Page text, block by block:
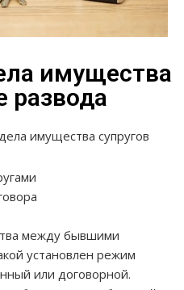
имущества
развода
имущества супругов
между бывшими
установлен режим
или договорной.